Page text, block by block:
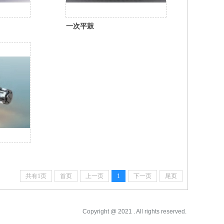
一次平鼓
共有1页 首页 上一页 1 下一页 尾页
Copyright @ 2021 . All rights reserved.